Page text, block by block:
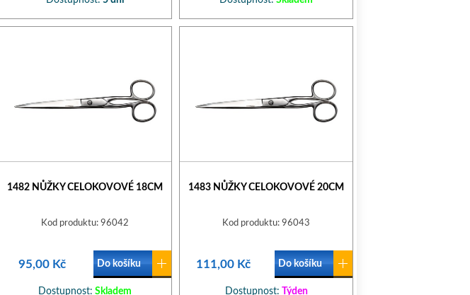
1482 NŮŽKY CELOKOVOVÉ 18CM
Kod produktu: 96042
95,00 Kč Do košíku
Dostupnost: Skladem
1483 NŮŽKY CELOKOVOVÉ 20CM
Kod produktu: 96043
111,00 Kč Do košíku
Dostupnost: Týden